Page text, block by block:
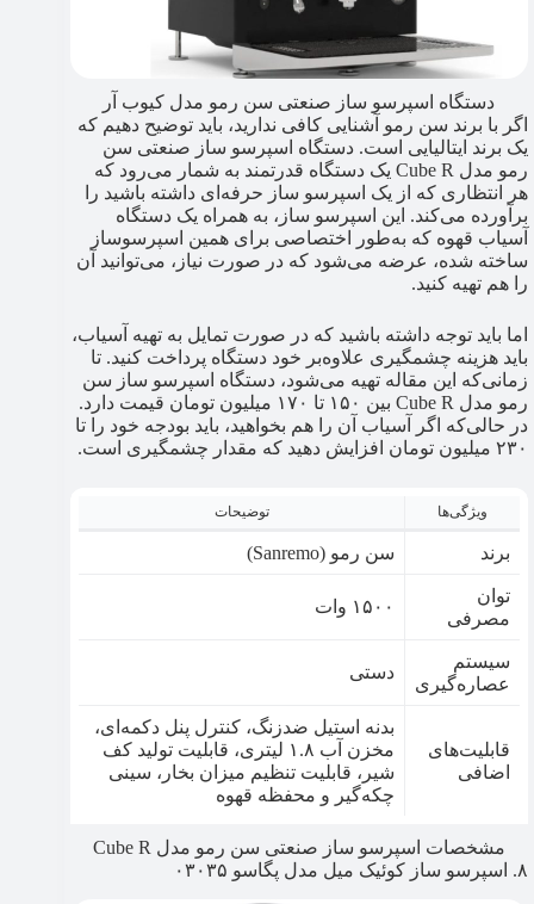
دستگاه اسپرسو ساز صنعتی سن رمو مدل کیوب آر
اگر با برند سن رمو آشنایی کافی ندارید، باید توضیح دهیم که
یک برند ایتالیایی است. دستگاه اسپرسو ساز صنعتی سن
رمو مدل Cube R یک دستگاه قدرتمند به شمار می‌رود که
هر انتظاری که از یک اسپرسو ساز حرفه‌ای داشته باشید را
برآورده می‌کند. این اسپرسو ساز، به همراه یک دستگاه
آسیاب قهوه که به‌طور اختصاصی برای همین اسپرسوساز
ساخته شده، عرضه می‌شود که در صورت نیاز، می‌توانید آن
را هم تهیه کنید.
اما باید توجه داشته باشید که در صورت تمایل به تهیه آسیاب،
باید هزینه چشمگیری علاوه‌بر خود دستگاه پرداخت کنید. تا
زمانی‌که این مقاله تهیه می‌شود، دستگاه اسپرسو ساز سن
رمو مدل Cube R بین ۱۵۰ تا ۱۷۰ میلیون تومان قیمت دارد.
در حالی‌که اگر آسیاب آن را هم بخواهید، باید بودجه خود را تا
۲۳۰ میلیون تومان افزایش دهید که مقدار چشمگیری است.
ویژگی‌ها توضیحات
برند سن رمو (Sanremo)
توان
مصرفی
۱۵۰۰ وات
سیستم
عصاره‌گیری
دستی
قابلیت‌های
اضافی
بدنه استیل ضدزنگ، کنترل پنل دکمه‌ای،
مخزن آب ۱.۸ لیتری، قابلیت تولید کف
شیر، قابلیت تنظیم میزان بخار، سینی
چکه‌گیر و محفظه قهوه
مشخصات اسپرسو ساز صنعتی سن رمو مدل Cube R
۸. اسپرسو ساز کوئیک میل مدل پگاسو ۰۳۰۳۵